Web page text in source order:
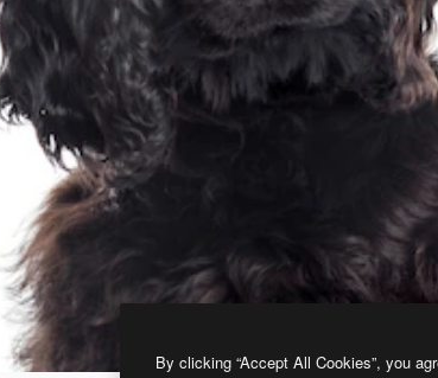
By clicking “Accept All Cookies”, you